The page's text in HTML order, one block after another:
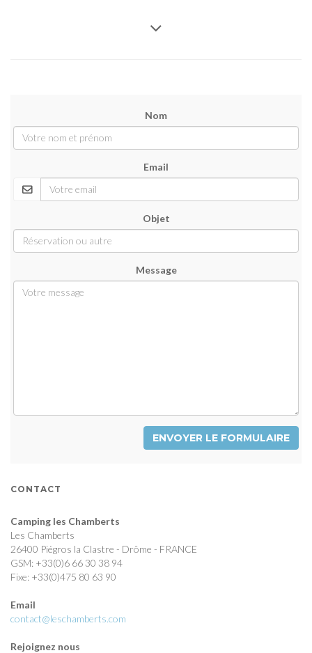
Nom
Email
Objet
Message
ENVOYER LE FORMULAIRE
CONTACT
Camping les Chamberts
Les Chamberts
26400 Piégros la Clastre - Drôme - FRANCE
GSM: +33(0)6 66 30 38 94
Fixe: +33(0)475 80 63 90
Email
contact@leschamberts.com
Rejoignez nous